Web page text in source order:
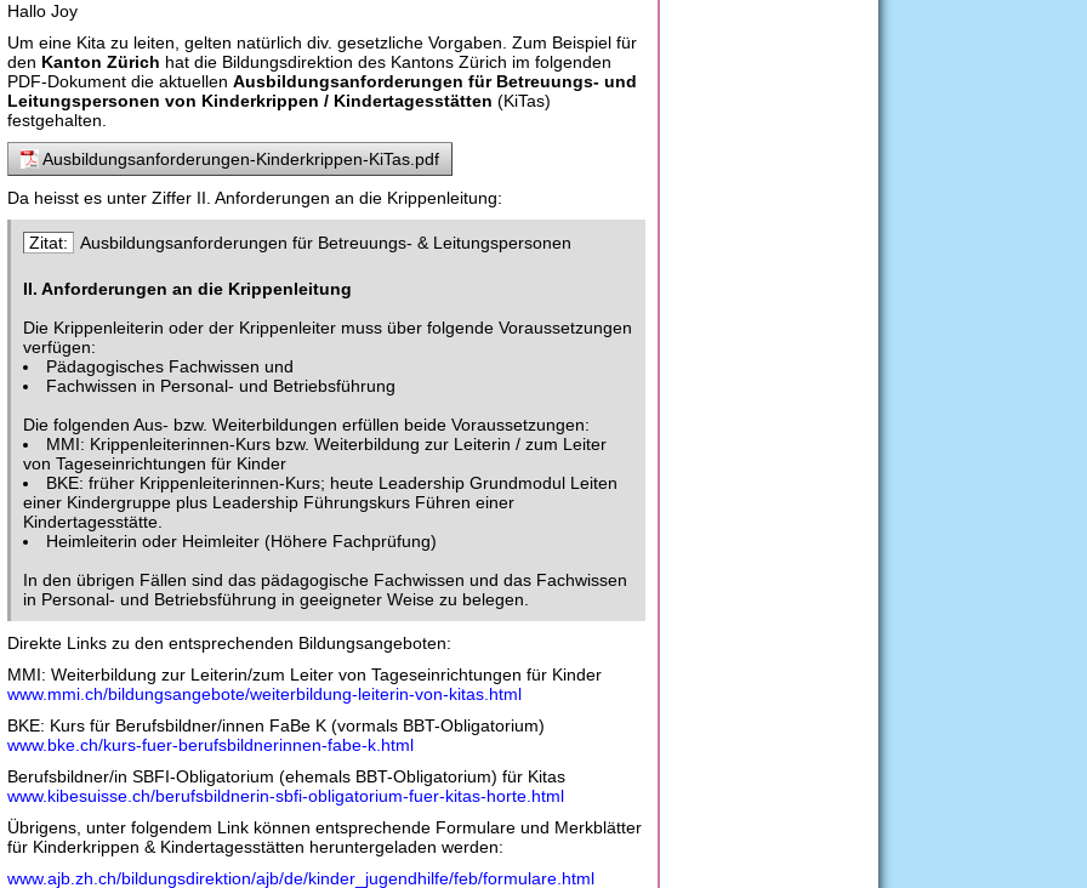
Hallo Joy
Um eine Kita zu leiten, gelten natürlich div. gesetzliche Vorgaben. Zum Beispiel für
den Kanton Zürich hat die Bildungsdirektion des Kantons Zürich im folgenden
PDF-Dokument die aktuellen Ausbildungsanforderungen für Betreuungs- und
Leitungspersonen von Kinderkrippen / Kindertagesstätten (KiTas)
festgehalten.
Ausbildungsanforderungen-Kinderkrippen-KiTas.pdf
Da heisst es unter Ziffer II. Anforderungen an die Krippenleitung:
Ausbildungsanforderungen für Betreuungs- & Leitungspersonen
II. Anforderungen an die Krippenleitung
Die Krippenleiterin oder der Krippenleiter muss über folgende Voraussetzungen
verfügen:
Pädagogisches Fachwissen und
Fachwissen in Personal- und Betriebsführung
Die folgenden Aus- bzw. Weiterbildungen erfüllen beide Voraussetzungen:
MMI: Krippenleiterinnen-Kurs bzw. Weiterbildung zur Leiterin / zum Leiter
von Tageseinrichtungen für Kinder
BKE: früher Krippenleiterinnen-Kurs; heute Leadership Grundmodul Leiten
einer Kindergruppe plus Leadership Führungskurs Führen einer
Kindertagesstätte.
Heimleiterin oder Heimleiter (Höhere Fachprüfung)
In den übrigen Fällen sind das pädagogische Fachwissen und das Fachwissen
in Personal- und Betriebsführung in geeigneter Weise zu belegen.
Direkte Links zu den entsprechenden Bildungsangeboten:
MMI: Weiterbildung zur Leiterin/zum Leiter von Tageseinrichtungen für Kinder
www.mmi.ch/bildungsangebote/weiterbildung-leiterin-von-kitas.html
BKE: Kurs für Berufsbildner/innen FaBe K (vormals BBT-Obligatorium)
www.bke.ch/kurs-fuer-berufsbildnerinnen-fabe-k.html
Berufsbildner/in SBFI-Obligatorium (ehemals BBT-Obligatorium) für Kitas
www.kibesuisse.ch/berufsbildnerin-sbfi-obligatorium-fuer-kitas-horte.html
Übrigens, unter folgendem Link können entsprechende Formulare und Merkblätter
für Kinderkrippen & Kindertagesstätten heruntergeladen werden:
www.ajb.zh.ch/bildungsdirektion/ajb/de/kinder_jugendhilfe/feb/formulare.html